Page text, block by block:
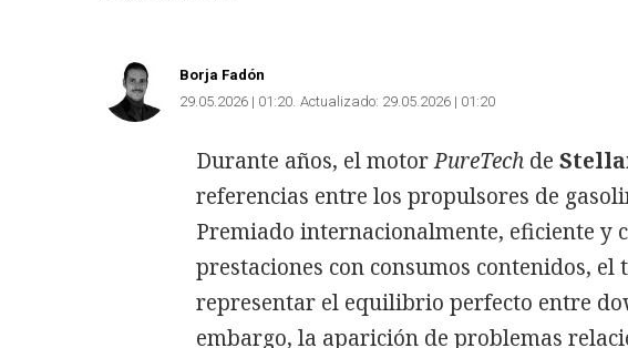
Borja Fadón
29.05.2026 | 01:20 Actualizado: 29.05.2026 | 01:20
Durante años, el motorPureTech de
referencias entre los propulsores de
Premiado internacionalmente, eficiente y
prestaciones con consumos contenidos,
representar el equilibrio perfecto entre
embargo, la aparición de problemas